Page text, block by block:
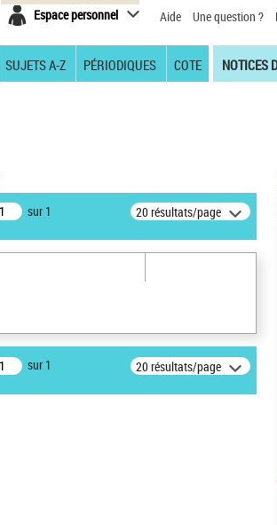
Espace personnel Aide Une question ?
SUJETS A-Z PÉRIODIQUES COTE NOTICES
sur 1 20 résultats/page
sur 1 20 résultats/page